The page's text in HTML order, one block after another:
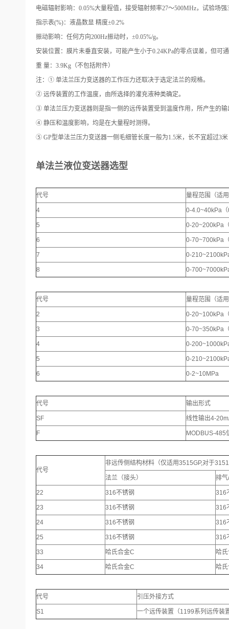
电磁辐射影响：0.05%大量程值，接受辐射频率27～500MHz，试验场强
指示表(%)：液晶数显 精度±0.2%
振动影响：任何方向200Hz振动时，±0.05%/g。
安装位置：膜片未垂直安装，可能产生小于0.24KPa的零点误差，但可
重 量：3.9Kg（不包括附件）
注：① 单法兰压力变送器的工作压力还取决于选定法兰的规格。
② 远传装置的工作温度，由所选择的灌充液种类确定。
③ 单法兰压力变送器则是指一侧的远传装置受到温度作用，所产生的输
④ 静压和温度影响，均是在大量程时测得。
⑤ GP型单法兰压力变送器一侧毛细管长度一般为1.5米，长不宜超过3
单法兰液位变送器选型
代号 量程范围（适
4 0-4.0~40kPa
5 0-20~200kPa
6 0-70~700kPa
7 0-
8 0-
代号 量程范围（适
2 0-20~100kPa
3 0-70~350kPa
4 0-
5 0-
6 0-2~10MPa
代号 输出形式
SF 线性输出4-
F MODBUS-485
代号
非远传侧结构材料（仅适用3515GP,对于
法兰（接头） 排
22 316不锈钢 316
23 316不锈钢 316
24 316不锈钢 316
25 316不锈钢 316
33 哈氏合金C 哈
34 哈氏合金C 哈
代号 引压外接方式
S1 一个远传装置（1199系列远传装